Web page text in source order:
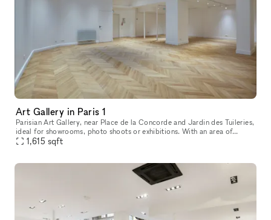
Art Gallery in Paris 1
Parisian Art Gallery, near Place de la Concorde and Jardin des Tuileries,
ideal for showrooms, photo shoots or exhibitions. With an area of
150m².
1,615 sqft